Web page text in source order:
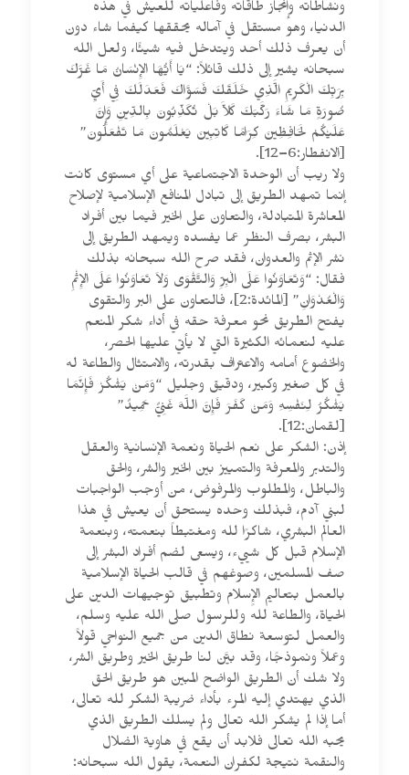
ونشاطاته وإنجاز طاقاته وفاعلياته للعيش في هذه
الدنيا، وهو مستقل في آماله يحققها كيفما شاء دون
أن يعرف ذلك أحد ويتدخل فيه شيئًا، ولعل الله
سبحانه يشير إلى ذلك قائلاً: “يَا أَيُّهَا الإِنْسَانُ مَا غَرَّكَ
بِرَبِّكَ الْكَرِيمِ الَّذِي خَلَقَكَ فَسَوَّاكَ فَعَدَلَكَ فِي أَيِّ
صُورَةٍ مَا شَاءَ رَكَّبَكَ كَلاَّ بَلْ تُكَذِّبُونَ بِالدِّينِ وَإِنَّ
عَلَيْكُمْ لَحَافِظِينَ كِرَامًا كَاتِبِينَ يَعْلَمُونَ مَا تَفْعَلُونَ”
[الانفطار:6–12].
ولا ريب أن الوحدة الاجتماعية على أي مستوى كانت
إنما تمهد الطريق إلى تبادل المنافع الإسلامية لإصلاح
المعاشرة المتبادلة، والتعاون على الخير فيما بين أفراد
البشر، بصرف النظر عما يفسده ويمهد الطريق إلى
نشر الإثم والعدوان، فقد صرح الله سبحانه بذلك
فقال: “وَتَعَاوَنُوا عَلَى الْبِرِّ وَالتَّقْوَى وَلاَ تَعَاوَنُوا عَلَى الإِثْمِ
وَالْعُدْوَانِ” [المائدة:2]، فالتعاون على البر والتقوى
يفتح الطريق نحو معرفة حقه في أداء شكر المنعم
عليه لنعمائه الكثيرة التي لا يأتي عليها الحصر،
والخضوع أمامه والاعتراف بقدرته، والامتثال والطاعة له
في كل صغير وكبير، ودقيق وجليل “وَمَنْ يَشْكُرْ فَإِنَّمَا
يَشْكُرُ لِنَفْسِهِ وَمَنْ كَفَرَ فَإِنَّ اللَّهَ غَنِيٌّ حَمِيدٌ”
[لقمان:12].
إذن: الشكر على نعم الحياة ونعمة الإنسانية والعقل
والتدبر والمعرفة والتمييز بين الخير والشر، والحق
والباطل، والمطلوب والمرفوض، من أوجب الواجبات
لبني آدم، فبذلك وحده يستحق أن يعيش في هذا
العالم البشري، شاكرًا لله ومغتبطاً بنعمته، وبنعمة
الإسلام قبل كل شييء، ويسعى لضم أفراد البشر إلى
صف المسلمين، وصوغهم في قالب الحياة الإسلامية
بالعمل بتعاليم الإٍسلام وتطبيق توجيهات الدين على
الحياة، والطاعة لله وللرسول صلى الله عليه وسلم،
والعمل لتوسعة نطاق الدين من جميع النواحي قولاً
وعملاً ونموذجًا، وقد بيَّن لنا طريق الخير وطريق الشر،
ولا شك أن الطريق الواضح المبين هو طريق الحق
الذي يهتدي إليه المرء بأداء ضريبة الشكر لله تعالى،
أما إذا لم يشكر الله تعالى ولم يسلك الطريق الذي
يحبه الله تعالى فلابد أن يقع في هاوية الضلال
والنقمة نتيجة لكفران النعمة، يقول الله سبحانه: